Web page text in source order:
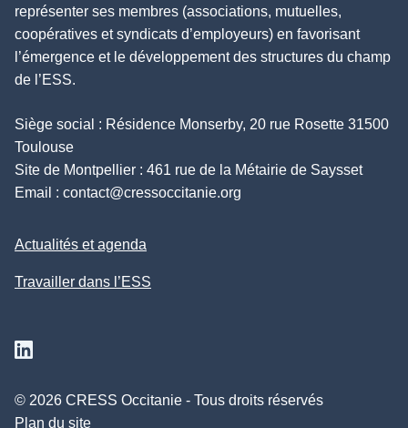
représenter ses membres (associations, mutuelles,
coopératives et syndicats d’employeurs) en favorisant
l’émergence et le développement des structures du champ
de l’ESS.
Siège social : Résidence Monserby, 20 rue Rosette 31500
Toulouse
Site de Montpellier : 461 rue de la Métairie de Saysset
Email : contact@cressoccitanie.org
Actualités et agenda
Travailler dans l’ESS
© 2026 CRESS Occitanie - Tous droits réservés
Plan du site